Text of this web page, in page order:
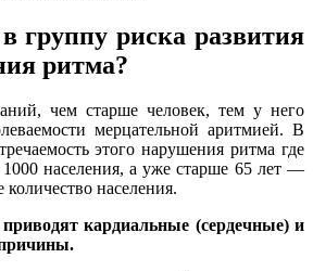
группу риска развития
ритма?
чем старше человек, тем у него
мерцательной аритмией. В
этого нарушения ритма где
населения, а уже старше 65 лет —
количество населения.
кардиальные (сердечные) и